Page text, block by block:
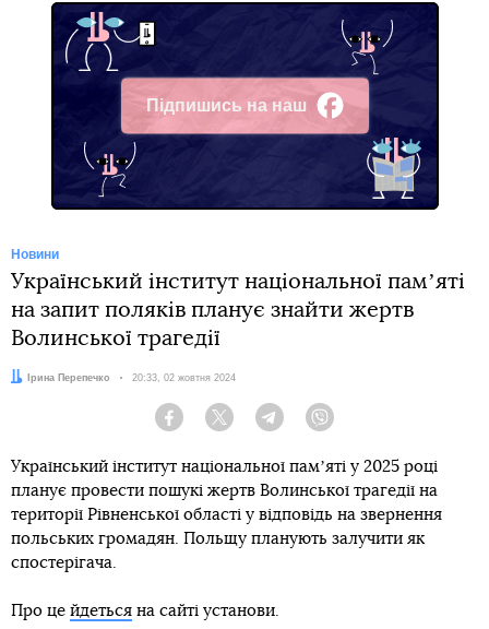
Підпишись на наш
Facebook
Новини
Український інститут національної памʼяті
на запит поляків планує знайти жертв
Волинської трагедії
Автор:Ірина Перепечко Дата:
20:33, 02 жовтня 2024
Facebook Twitter Telegram
Український інститут національної памʼяті у 2025 році
планує провести пошукі жертв Волинської трагедії на
території Рівненської області у відповідь на звернення
польських громадян. Польщу планують залучити як
спостерігача.
Про це йдеться на сайті установи.